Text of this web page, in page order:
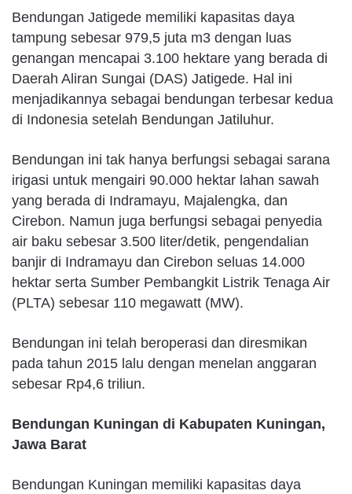
Bendungan Jatigede memiliki kapasitas daya
tampung sebesar 979,5 juta m3 dengan luas
genangan mencapai 3.100 hektare yang berada di
Daerah Aliran Sungai (DAS) Jatigede. Hal ini
menjadikannya sebagai bendungan terbesar kedua
di Indonesia setelah Bendungan Jatiluhur.
Bendungan ini tak hanya berfungsi sebagai sarana
irigasi untuk mengairi 90.000 hektar lahan sawah
yang berada di Indramayu, Majalengka, dan
Cirebon. Namun juga berfungsi sebagai penyedia
air baku sebesar 3.500 liter/detik, pengendalian
banjir di Indramayu dan Cirebon seluas 14.000
hektar serta Sumber Pembangkit Listrik Tenaga Air
(PLTA) sebesar 110 megawatt (MW).
Bendungan ini telah beroperasi dan diresmikan
pada tahun 2015 lalu dengan menelan anggaran
sebesar Rp4,6 triliun.
Bendungan Kuningan di Kabupaten Kuningan,
Jawa Barat
Bendungan Kuningan memiliki kapasitas daya